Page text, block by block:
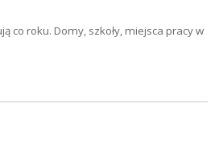
co roku. Domy, szkoły, miejsca pracy w